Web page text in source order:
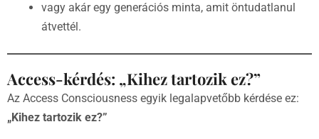
vagy akár egy generációs minta, amit öntudatlanul
átvettél.
Access-kérdés: „Kihez tartozik ez?”
Az Access Consciousness egyik legalapvetőbb kérdése ez:
„Kihez tartozik ez?”